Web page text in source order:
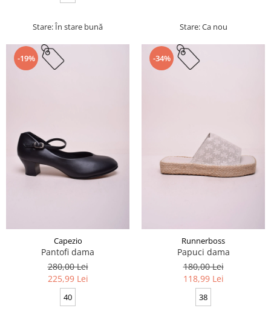
Stare: În stare bună Stare: Ca nou
-19%
Capezio
Pantofi dama
280,00 Lei
225,99 Lei
40
-34%
Runnerboss
Papuci dama
180,00 Lei
118,99 Lei
38